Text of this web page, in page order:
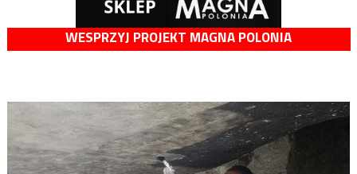
WESPRZYJ PROJEKT MAGNA POLONIA